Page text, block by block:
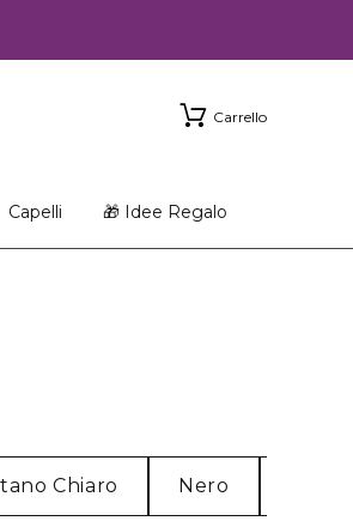
Carrello
Capelli 🎁 Idee Regalo
Chiaro Nero